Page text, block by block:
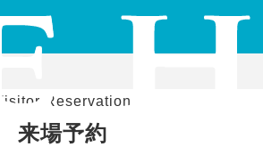
Visitor Reservation
来場予約